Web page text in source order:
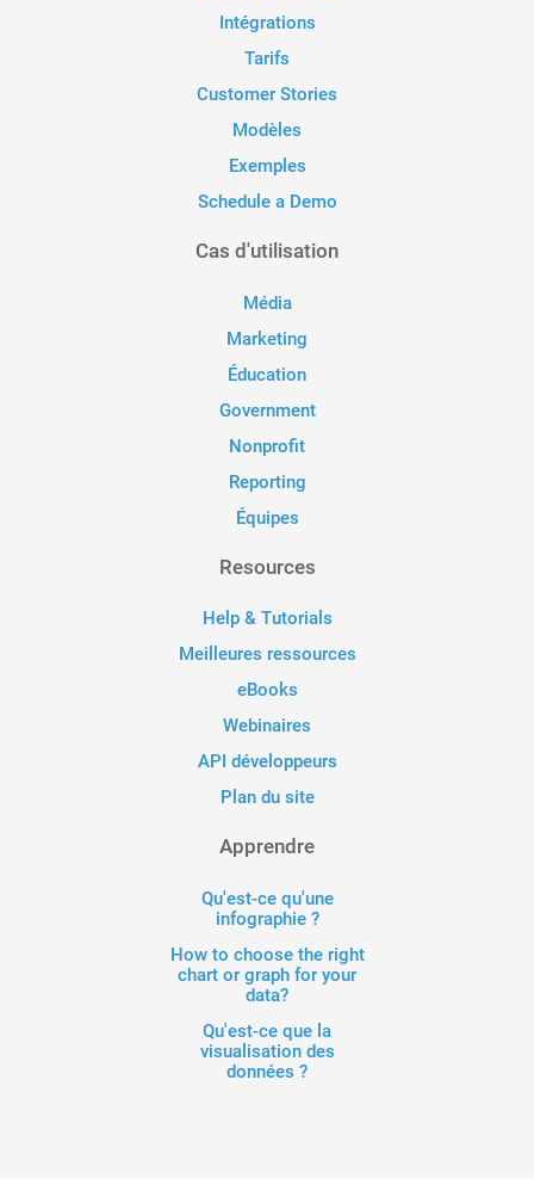
Intégrations
Tarifs
Customer Stories
Modèles
Exemples
Schedule a Demo
Cas d'utilisation
Média
Marketing
Éducation
Government
Nonprofit
Reporting
Équipes
Resources
Help & Tutorials
Meilleures ressources
eBooks
Webinaires
API développeurs
Plan du site
Apprendre
Qu'est-ce qu'une
infographie ?
How to choose the right
chart or graph for your
data?
Qu'est-ce que la
visualisation des
données ?